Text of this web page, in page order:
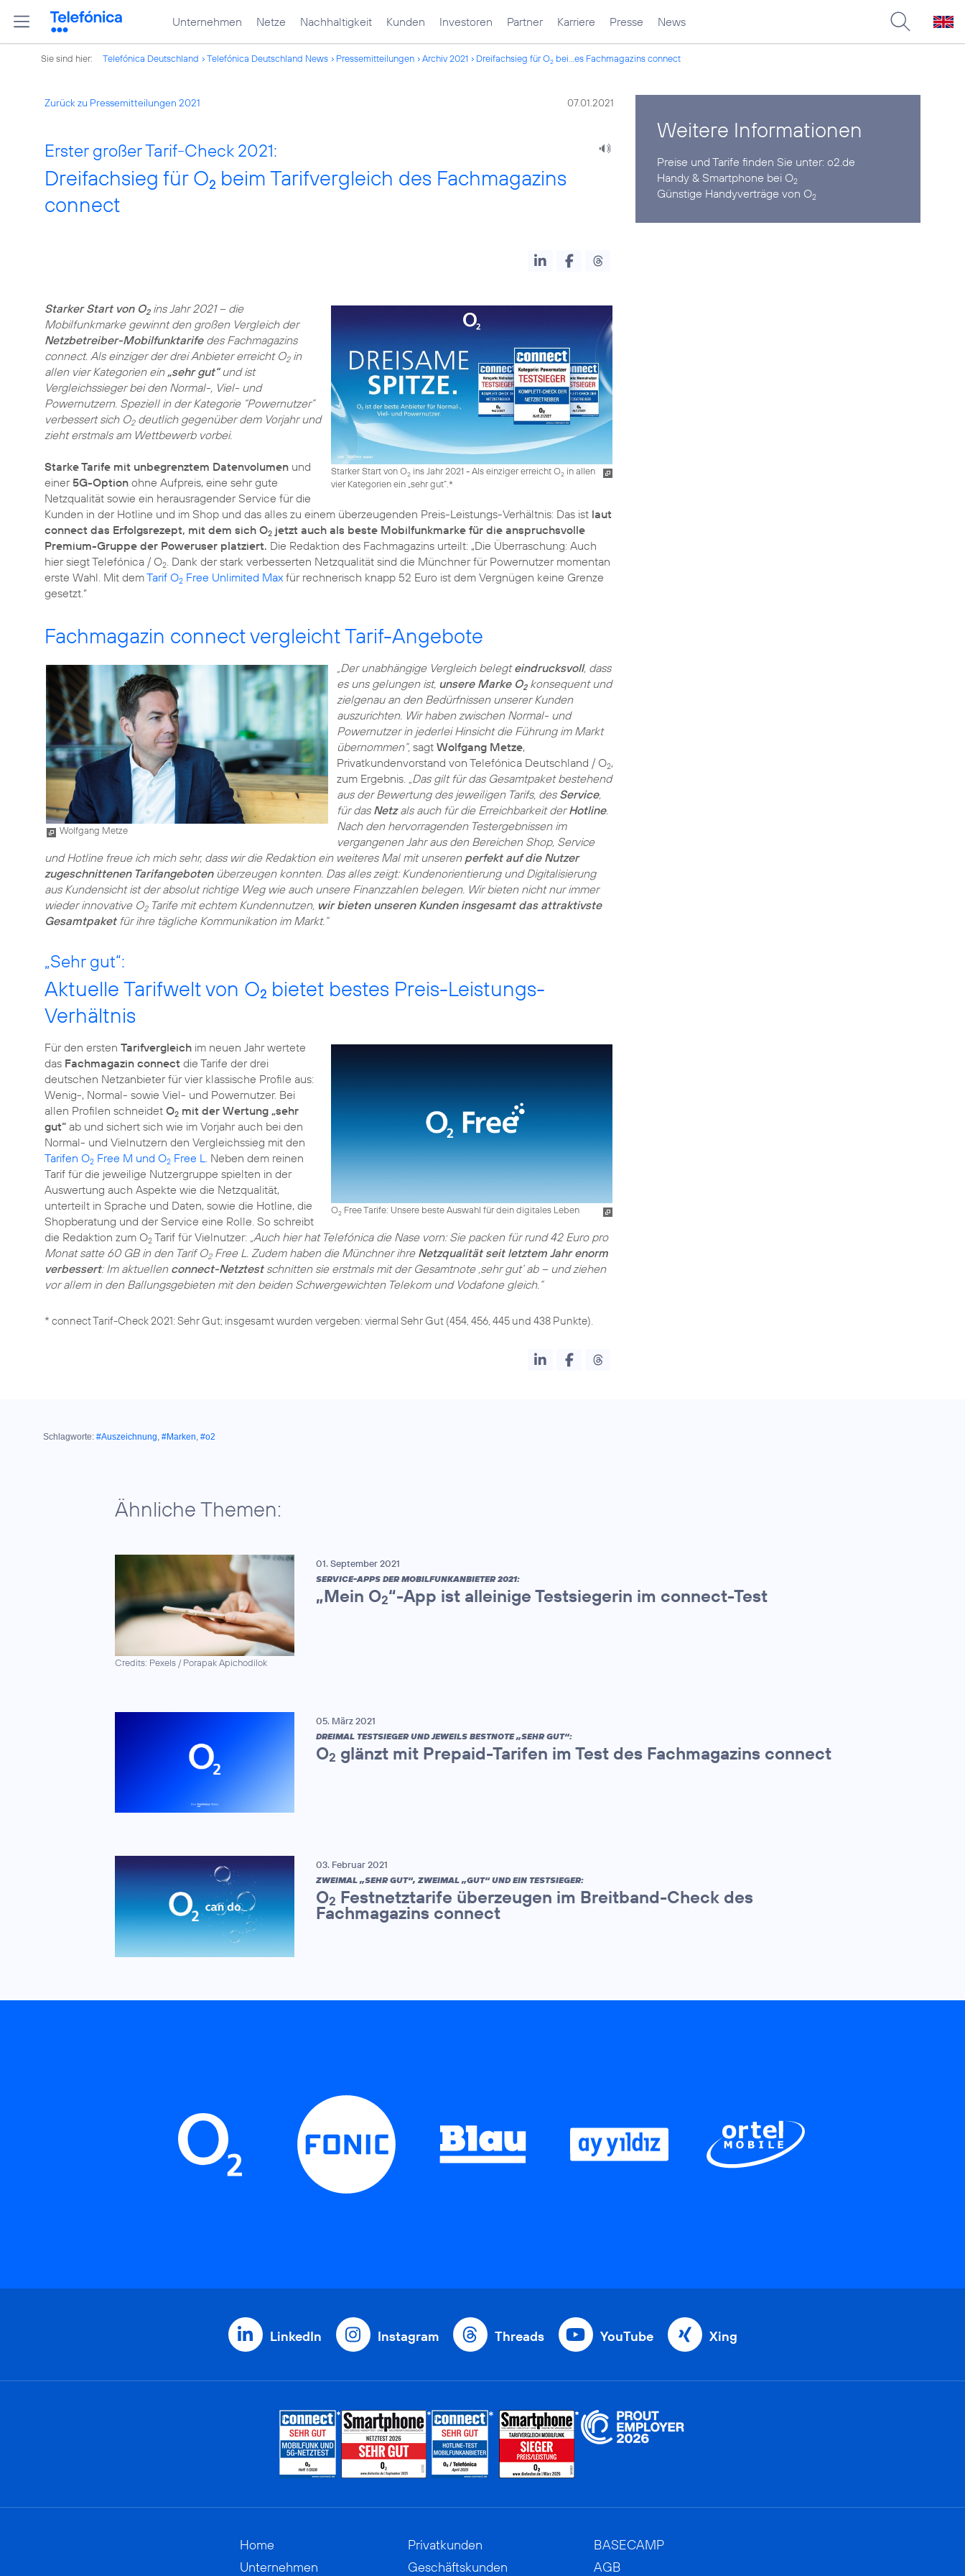
Unternehmen Netze Nachhaltigkeit Kunden Investoren Partner Karriere Presse News
Sie sind hier: Telefónica Deutschland Telefónica Deutschland News Pressemitteilungen Archiv 2021 Dreifachsieg für O2 bei...es Fachmagazins connect
Zurück zu Pressemitteilungen 2021 07.01.2021
Erster großer Tarif-Check 2021:
Dreifachsieg für O2 beim Tarifvergleich des Fachmagazins
connect
Starker Start von O2ins Jahr 2021 - Als einziger erreicht O2in allen
vier Kategorien ein „sehr gut“.*
Starker Start von O2ins Jahr 2021 – die
Mobilfunkmarke gewinnt den großen Vergleich der
Netzbetreiber-Mobilfunktarifedes Fachmagazins
connect. Als einziger der drei Anbieter erreicht O2in
allen vier Kategorien ein „sehr gut“und ist
Vergleichssieger bei den Normal-, Viel- und
Powernutzern. Speziell in der Kategorie “Powernutzer”
verbessert sich O2deutlich gegenüber dem Vorjahr und
zieht erstmals am Wettbewerb vorbei.
Starke Tarife mit unbegrenztem Datenvolumen und
einer5G-Option ohne Aufpreis, eine sehr gute
Netzqualität sowie ein herausragender Service für die
Kunden in der Hotline und im Shop und das alles zu einem überzeugenden Preis-Leistungs-Verhältnis: Das ist laut
connect das Erfolgsrezept, mit dem sich O2 jetzt auch als beste Mobilfunkmarke für die anspruchsvolle
Premium-Gruppe der Poweruser platziert. Die Redaktion des Fachmagazins urteilt: „Die Überraschung: Auch
hier siegt Telefónica / O2. Dank der stark verbesserten Netzqualität sind die Münchner für Powernutzer momentan
erste Wahl. Mit demTarif O2 Free Unlimited Max für rechnerisch knapp 52 Euro ist dem Vergnügen keine Grenze
gesetzt.“
Fachmagazin connect vergleicht Tarif-Angebote
Wolfgang Metze
„Der unabhängige Vergleich belegteindrucksvoll, dass
es uns gelungen ist, unsere Marke O2konsequent und
zielgenau an den Bedürfnissen unserer Kunden
auszurichten. Wir haben zwischen Normal- und
Powernutzer in jederlei Hinsicht die Führung im Markt
übernommen“,sagt Wolfgang Metze,
Privatkundenvorstand von Telefónica Deutschland / O2,
zum Ergebnis. „Das gilt für das Gesamtpaket bestehend
aus der Bewertung des jeweiligen Tarifs, des Service,
für das Netzals auch für die Erreichbarkeit derHotline.
Nach den hervorragenden Testergebnissen im
vergangenen Jahr aus den Bereichen Shop, Service
und Hotline freue ich mich sehr, dass wir die Redaktion ein weiteres Mal mit unseren perfekt auf die Nutzer
zugeschnittenen Tarifangebotenüberzeugen konnten. Das alles zeigt: Kundenorientierung und Digitalisierung
aus Kundensicht ist der absolut richtige Weg wie auch unsere Finanzzahlen belegen. Wir bieten nicht nur immer
wieder innovative O2Tarife mit echtem Kundennutzen, wir bieten unseren Kunden insgesamt das attraktivste
Gesamtpaketfür ihre tägliche Kommunikation im Markt.“
„Sehr gut“:
Aktuelle Tarifwelt von O2 bietet bestes Preis-Leistungs-
Verhältnis
O2Free Tarife: Unsere beste Auswahl für dein digitales Leben
Für den ersten Tarifvergleich im neuen Jahr wertete
das Fachmagazin connect die Tarife der drei
deutschen Netzanbieter für vier klassische Profile aus:
Wenig-, Normal- sowie Viel- und Powernutzer. Bei
allen Profilen schneidet O2 mit der Wertung „sehr
gut“ ab und sichert sich wie im Vorjahr auch bei den
Normal- und Vielnutzern den Vergleichssieg mit den
Tarifen O2 Free M und O2 Free L. Neben dem reinen
Tarif für die jeweilige Nutzergruppe spielten in der
Auswertung auch Aspekte wie die Netzqualität,
unterteilt in Sprache und Daten, sowie die Hotline, die
Shopberatung und der Service eine Rolle. So schreibt
die Redaktion zum O2 Tarif für Vielnutzer: „Auch hier hat Telefónica die Nase vorn: Sie packen für rund 42 Euro pro
Monat satte 60 GB in den Tarif O2Free L. Zudem haben die Münchner ihre Netzqualität seit letztem Jahr enorm
verbessert: Im aktuellen connect-Netztestschnitten sie erstmals mit der Gesamtnote ‚sehr gut‘ ab – und ziehen
vor allem in den Ballungsgebieten mit den beiden Schwergewichten Telekom und Vodafone gleich.“
* connect Tarif-Check 2021: Sehr Gut; insgesamt wurden vergeben: viermal Sehr Gut (454, 456, 445 und 438 Punkte).
Weitere Informationen
Preise und Tarife finden Sie unter:o2.de
Handy & Smartphone bei O2
Günstige Handyverträgevon O2
Schlagworte: #Auszeichnung, #Marken, #o2
Ähnliche Themen:
Credits: Pexels / Porapak Apichodilok
01. September 2021
SERVICE-APPS DER MOBILFUNKANBIETER 2021:
„Mein O2“-App ist alleinige Testsiegerin im connect-Test
05. März 2021
DREIMAL TESTSIEGER UND JEWEILS BESTNOTE „SEHR GUT“:
O2 glänzt mit Prepaid-Tarifen im Test des Fachmagazins connect
03. Februar 2021
ZWEIMAL „SEHR GUT“, ZWEIMAL „GUT“ UND EIN TESTSIEGER:
O2 Festnetztarife überzeugen im Breitband-Check des
Fachmagazins connect
LinkedIn Instagram Threads YouTube Xing
Home
Unternehmen
Privatkunden
Geschäftskunden
BASECAMP
AGB